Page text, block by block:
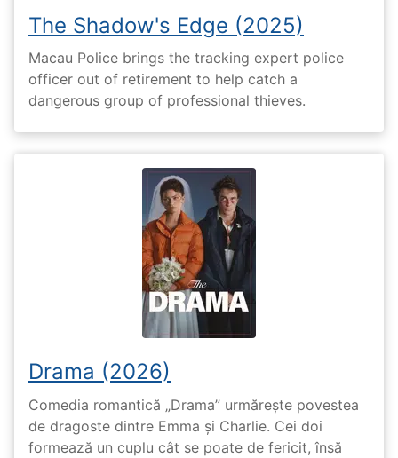
The Shadow's Edge (2025)
Macau Police brings the tracking expert police
officer out of retirement to help catch a
dangerous group of professional thieves.
Drama (2026)
Comedia romantică „Drama” urmărește povestea
de dragoste dintre Emma și Charlie. Cei doi
formează un cuplu cât se poate de fericit, însă